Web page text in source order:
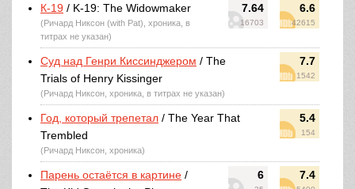
7.64
16703
6.6
42615
К-19 / K-19: The Widowmaker
(Ричард Никсон (with Pat), хроника, в
титрах не указан)
7.7
1542
Суд над Генри Киссинджером / The
Trials of Henry Kissinger
(Ричард Никсон, хроника, в титрах не указан)
5.4
154
Год, который трепетал / The Year That
Trembled
(Ричард Никсон, хроника)
6 7.4
Парень остаётся в картине /